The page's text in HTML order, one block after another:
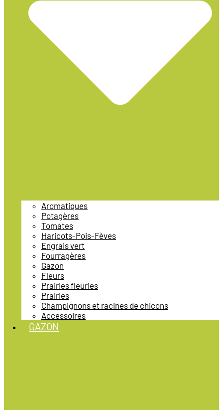
Aromatiques
Potagères
Tomates
Haricots-Pois-Fèves
Engrais vert
Fourragères
Gazon
Fleurs
Prairies fleuries
Prairies
Champignons et racines de chicons
Accessoires
GAZON